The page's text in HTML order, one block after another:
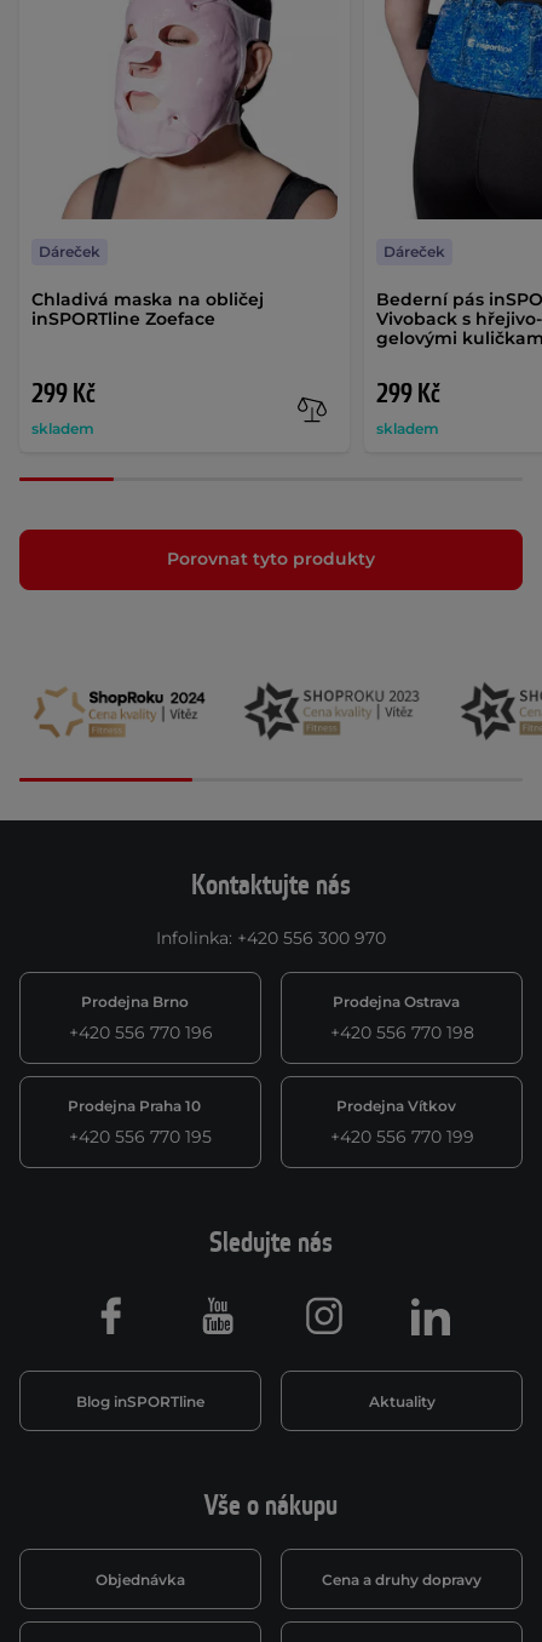
Chladivá maska na obličej
inSPORTline Zoeface
299 Kč
skladem
Dáreček
Bederní pás
Vivoback s
gelovými
299 Kč
skladem
Dáreček
Porovnat tyto produkty
Kontaktujte nás
Infolinka: +420 556 300 970
Prodejna Brno
+420 556 770 196
Prodejna Ostrava
+420 556 770 198
Prodejna Praha 10
+420 556 770 195
Prodejna Vítkov
+420 556 770 199
Vše o nákupu
Objednávka Cena a druhy dopravy
Sledujte nás
Blog inSPORTline Aktuality
Facebook Youtube Instagram LinkedIn